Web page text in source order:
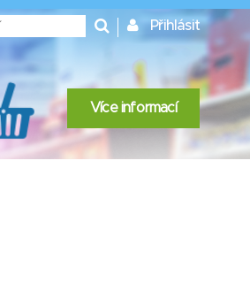
Přihlásit
Více informací